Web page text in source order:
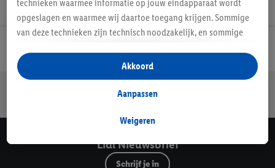
Veilig winkelen
Lidl Nieuwsbrief
Schrijf je in
technieken waarmee informatie op jouw eindapparaat wordt
opgeslagen en waarmee wij daartoe toegang krijgen. Sommige
van deze technieken zijn technisch noodzakelijk, en sommige
opslaan van voorkeursinstellingen, het verzamelen en
analyseren van statistieken of voor het tonen van
gepersonaliseerde reclame binnen en buiten de Lidl-diensten.
gegevens over jouw aankoopgedrag in de winkel ook voor de
Als je hier toestemming geeft aan ons voor het personaliseren
van reclame en als je vervolgens een Lidl Plus-account
Weigeren
Aanpassen
Akkoord